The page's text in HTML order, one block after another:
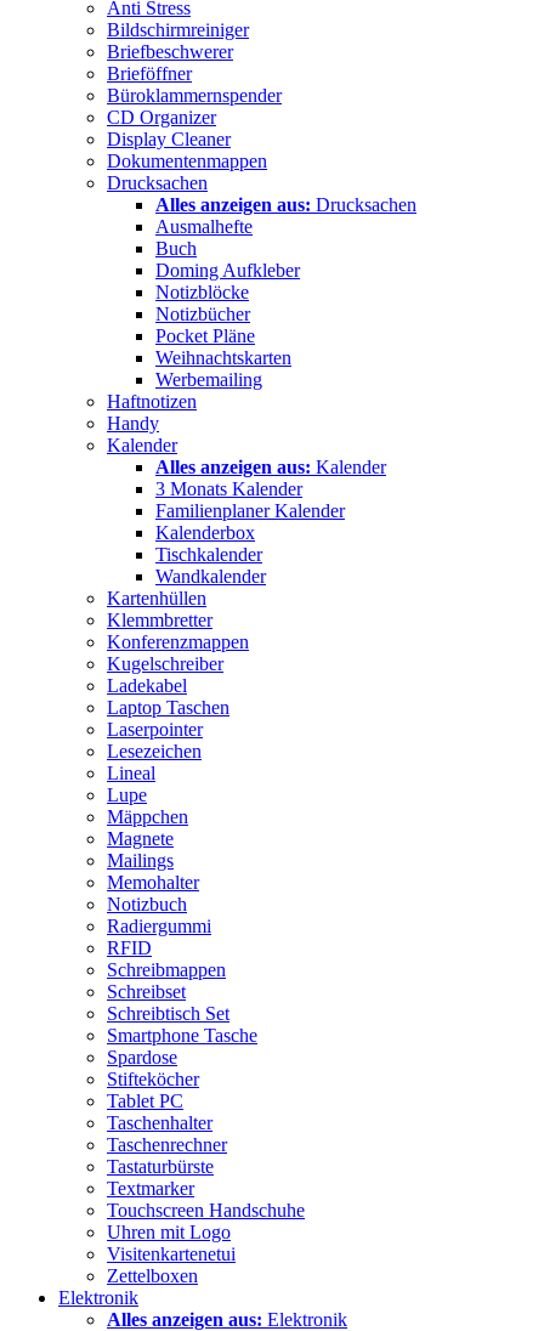
Anti Stress
Bildschirmreiniger
Briefbeschwerer
Brieföffner
Büroklammernspender
CD Organizer
Display Cleaner
Dokumentenmappen
Drucksachen
Alles anzeigen aus: Drucksachen
Ausmalhefte
Buch
Doming Aufkleber
Notizblöcke
Notizbücher
Pocket Pläne
Weihnachtskarten
Werbemailing
Haftnotizen
Handy
Kalender
Alles anzeigen aus: Kalender
3 Monats Kalender
Familienplaner Kalender
Kalenderbox
Tischkalender
Wandkalender
Kartenhüllen
Klemmbretter
Konferenzmappen
Kugelschreiber
Ladekabel
Laptop Taschen
Laserpointer
Lesezeichen
Lineal
Lupe
Mäppchen
Magnete
Mailings
Memohalter
Notizbuch
Radiergummi
RFID
Schreibmappen
Schreibset
Schreibtisch Set
Smartphone Tasche
Spardose
Stifteköcher
Tablet PC
Taschenhalter
Taschenrechner
Tastaturbürste
Textmarker
Touchscreen Handschuhe
Uhren mit Logo
Visitenkartenetui
Zettelboxen
Elektronik
Alles anzeigen aus: Elektronik